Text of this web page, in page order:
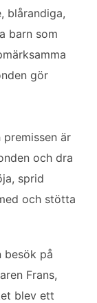
blårandiga,
barn som
gör
är
och dra
sprid
och stötta
besök på
Frans,
blev ett